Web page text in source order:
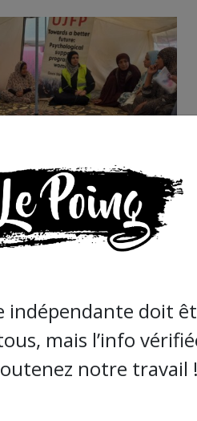
Chronique " Gaza
Urgence
Les femmes au bord
la vie,
indépendante doit
mais l’info
notre travail